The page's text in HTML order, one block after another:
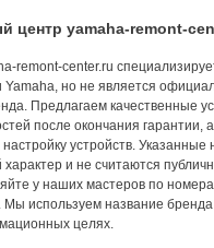
центр yamaha-remont-
remont-center.ru
Yamaha, но не является
Предлагаем качественные
после окончания гарантии,
устройств. Указанные
характер и не считаются
у наших мастеров по
используем название бренда
целях.